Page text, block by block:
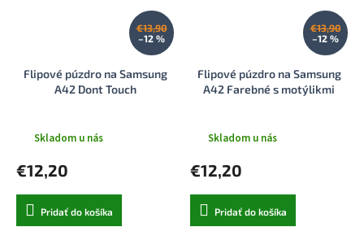
€13,90
–12 %
Flipové púzdro na Samsung
A42 Dont Touch
Skladom u nás
€12,20
Pridať do košíka
€13,90
–12 %
Flipové púzdro na Samsung
A42 Farebné s motýlikmi
Skladom u nás
€12,20
Pridať do košíka